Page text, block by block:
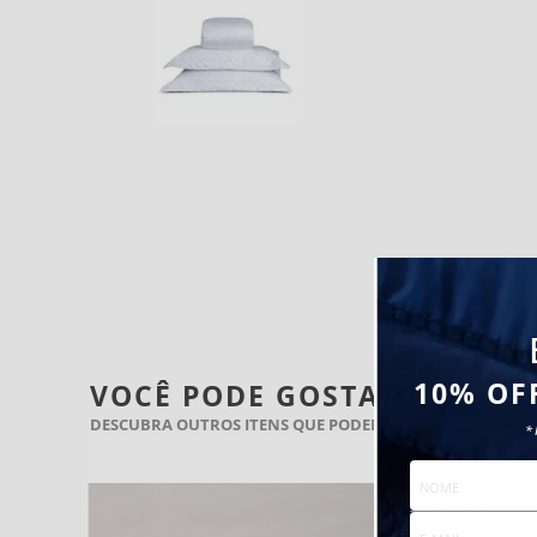
10%
VOCÊ PODE GOSTAR
DESCUBRA OUTROS ITENS QUE PODEM COMPLETAR SEU